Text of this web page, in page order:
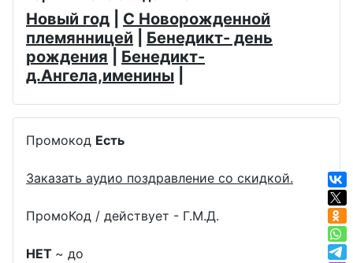
Новый год
С Новорожденной
племянницей
Бенедикт- день
рождения
Бенедикт-
д.Ангела,именины
Промокод Есть
Заказать аудио поздравление со скидкой.
ПромоКод / действует - Г.М.Д.
НЕТ ~ до